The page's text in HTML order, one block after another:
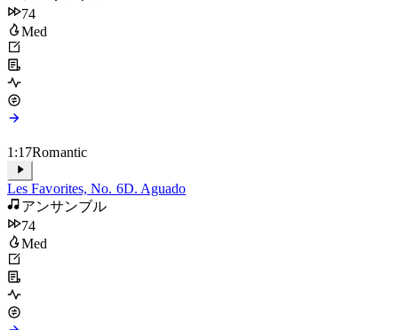
Les Favorites, No. 4
アンサンブル
1:17Romantic
Les Favorites, No. 6
アンサンブル